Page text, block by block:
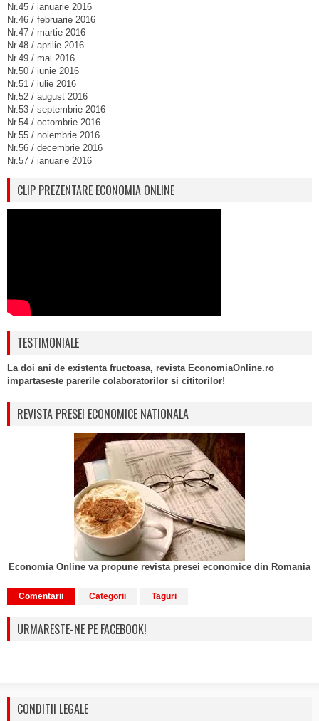
Nr.45 / ianuarie 2016
Nr.46 / februarie 2016
Nr.47 / martie 2016
Nr.48 / aprilie 2016
Nr.49 / mai 2016
Nr.50 / iunie 2016
Nr.51 / iulie 2016
Nr.52 / august 2016
Nr.53 / septembrie 2016
Nr.54 / octombrie 2016
Nr.55 / noiembrie 2016
Nr.56 / decembrie 2016
Nr.57 / ianuarie 2016
CLIP PREZENTARE ECONOMIA ONLINE
TESTIMONIALE
La doi ani de existenta fructoasa, revista EconomiaOnline.ro
impartaseste parerile colaboratorilor si cititorilor!
REVISTA PRESEI ECONOMICE NATIONALA
Economia Online va propune revista presei economice din Romania
Comentarii Categorii Taguri
URMARESTE-NE PE FACEBOOK!
CONDITII LEGALE